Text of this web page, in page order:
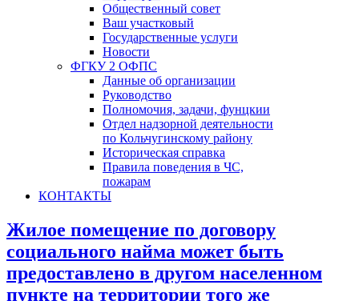
Общественный совет
Ваш участковый
Государственные услуги
Новости
ФГКУ 2 ОФПС
Данные об организации
Руководство
Полномочия, задачи, фунцкии
Отдел надзорной деятельности
по Кольчугинскому району
Историческая справка
Правила поведения в ЧС,
пожарам
КОНТАКТЫ
Жилое помещение по договору
социального найма может быть
предоставлено в другом населенном
пункте на территории того же